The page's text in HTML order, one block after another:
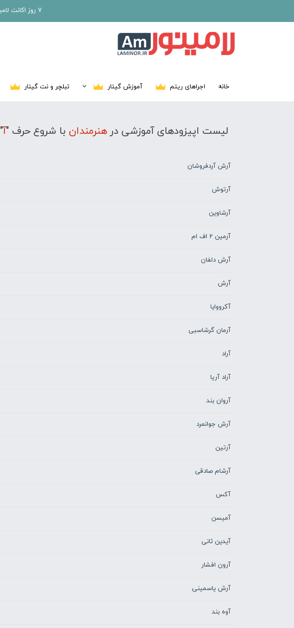
7 روز اکانت لامینور رایگان فقط با ثبت نام در سایت
خانه اجراهای ریتم آموزش گیتار تبلچر و نت گیتار
لیست اپیزودهای آموزشی درهنرمندان با شروع حرف "آ"
آرش آردفروشان
آرتوش
آرشاوین
آرمین 2 اف ام
آرش دلفان
آرش
آکرووایا
آرمان گرشاسبی
آراد
آراد آریا
آروان بند
آرش جوانمرد
آرتین
آرشام صادقی
آکس
آمیسن
آیدین ثانی
آرون افشار
آرش یاسمینی
آوه بند